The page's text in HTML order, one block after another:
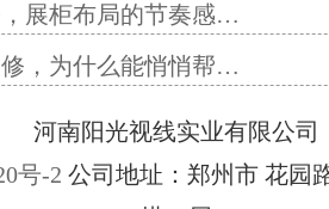
展柜布局的节奏感…
，为什么能悄悄帮…
河南阳光视线实业有限公司
号-2 公司地址：郑州市 花园